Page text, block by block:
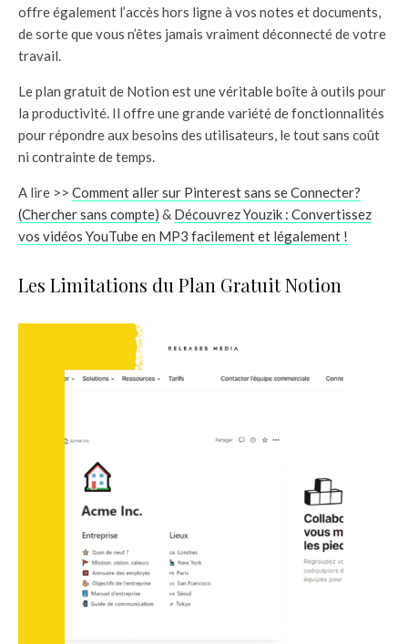
offre également l’accès hors ligne à vos notes et documents,
de sorte que vous n’êtes jamais vraiment déconnecté de votre
travail.
Le plan gratuit de Notion est une véritable boîte à outils pour
la productivité. Il offre une grande variété de fonctionnalités
pour répondre aux besoins des utilisateurs, le tout sans coût
ni contrainte de temps.
A lire >> Comment aller sur Pinterest sans se Connecter?
(Chercher sans compte) & Découvrez Youzik : Convertissez
vos vidéos YouTube en MP3 facilement et légalement !
Les Limitations du Plan Gratuit Notion